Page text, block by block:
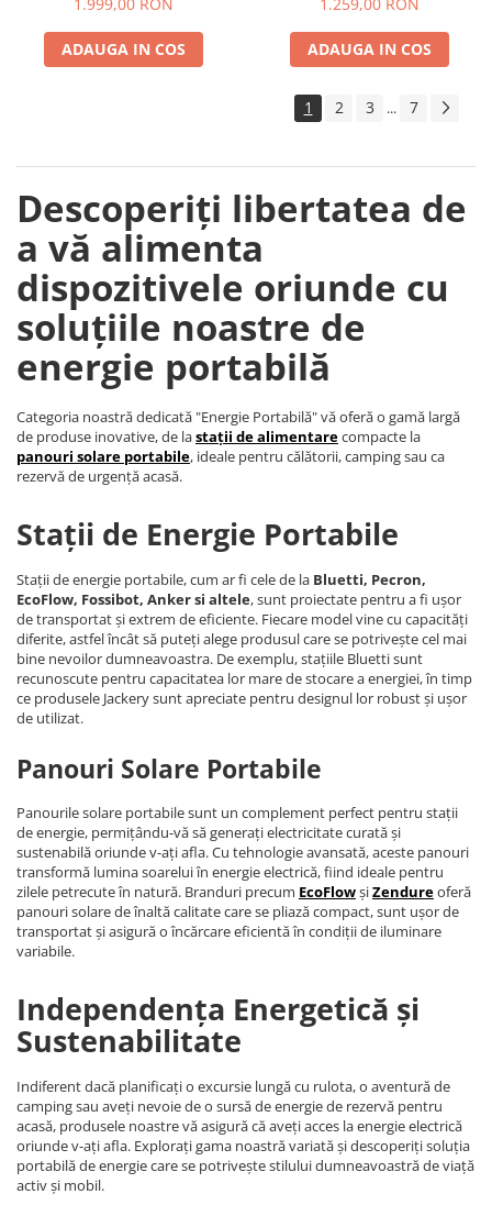
Camere Termice
ADAUGA IN COS ADAUGA IN COS
1 2 3 ... 7
Descoperiți libertatea de
a vă alimenta
dispozitivele oriunde cu
soluțiile noastre de
energie portabilă
Categoria noastră dedicată "Energie Portabilă" vă oferă o gamă largă
de produse inovative, de lastații de alimentarecompacte la
panouri solare portabile, ideale pentru călătorii, camping sau ca
rezervă de urgență acasă.
Stații de Energie Portabile
Stații de energie portabile, cum ar fi cele de la Bluetti, Pecron,
EcoFlow, Fossibot, Anker si altele, sunt proiectate pentru a fi ușor
de transportat și extrem de eficiente. Fiecare model vine cu capacități
diferite, astfel încât să puteți alege produsul care se potrivește cel mai
bine nevoilor dumneavoastra. De exemplu, stațiile Bluetti sunt
recunoscute pentru capacitatea lor mare de stocare a energiei, în timp
ce produsele Jackery sunt apreciate pentru designul lor robust și ușor
de utilizat.
Panouri Solare Portabile
Panourile solare portabile sunt un complement perfect pentru stații
de energie, permițându-vă să generați electricitate curată și
sustenabilă oriunde v-ați afla. Cu tehnologie avansată, aceste panouri
transformă lumina soarelui în energie electrică, fiind ideale pentru
zilele petrecute în natură. Branduri precum EcoFlowșiZendureoferă
panouri solare de înaltă calitate care se pliază compact, sunt ușor de
transportat și asigură o încărcare eficientă în condiții de iluminare
variabile.
Independența Energetică și
Sustenabilitate
Indiferent dacă planificați o excursie lungă cu rulota, o aventură de
camping sau aveți nevoie de o sursă de energie de rezervă pentru
acasă, produsele noastre vă asigură că aveți acces la energie electrică
oriunde v-ați afla. Explorați gama noastră variată și descoperiți soluția
portabilă de energie care se potrivește stilului dumneavoastră de viață
activ și mobil.